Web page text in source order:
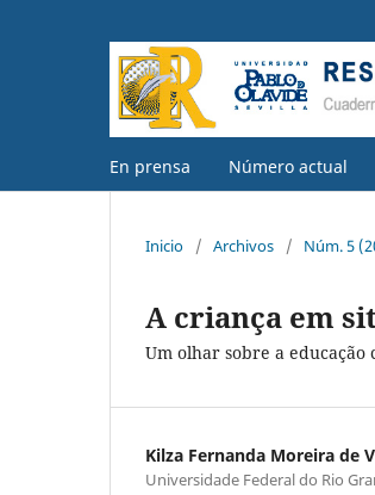
En prensa Número actual
Inicio / Archivos / Núm. 5
A criança em
Um olhar sobre a educação
Kilza Fernanda Moreira de
Universidade Federal do Rio